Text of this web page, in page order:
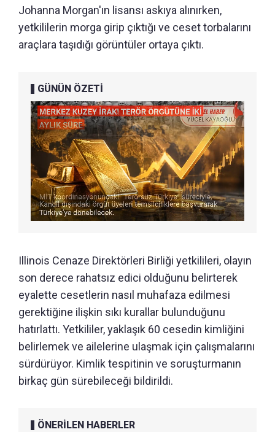
Johanna Morgan'ın lisansı askıya alınırken,
yetkililerin morga girip çıktığı ve ceset torbalarını
araçlara taşıdığı görüntüler ortaya çıktı.
GÜNÜN ÖZETİ
Illinois Cenaze Direktörleri Birliği yetkilileri, olayın
son derece rahatsız edici olduğunu belirterek
eyalette cesetlerin nasıl muhafaza edilmesi
gerektiğine ilişkin sıkı kurallar bulunduğunu
hatırlattı. Yetkililer, yaklaşık 60 cesedin kimliğini
belirlemek ve ailelerine ulaşmak için çalışmalarını
sürdürüyor. Kimlik tespitinin ve soruşturmanın
birkaç gün sürebileceği bildirildi.
ÖNERİLEN HABERLER